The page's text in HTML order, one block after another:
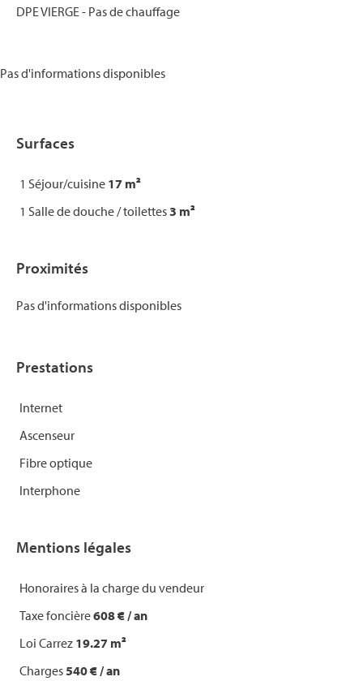
DPE VIERGE - Pas de chauffage
Pas d'informations disponibles
Surfaces
1 Séjour/cuisine 17 m²
1 Salle de douche / toilettes3 m²
Proximités
Pas d'informations disponibles
Prestations
Internet
Ascenseur
Fibre optique
Interphone
Mentions légales
Honoraires à la charge du vendeur
Taxe foncière608 € / an
Loi Carrez 19.27 m²
Charges540 € / an